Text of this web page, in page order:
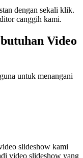
dengan sekali klik.
canggih kami.
Video
untuk menangani
slideshow kami
video slideshow yang